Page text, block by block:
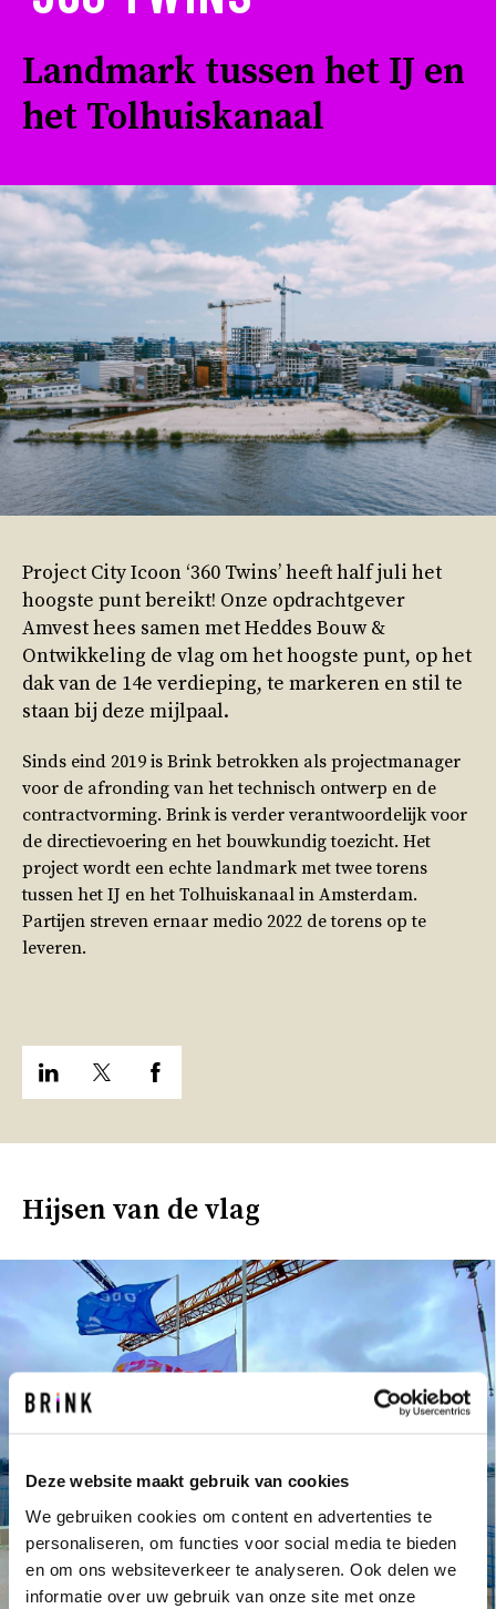
Deze website maakt gebruik van cookies
We gebruiken cookies om content en advertenties te
personaliseren, om functies voor social media te bieden
en om ons websiteverkeer te analyseren. Ook delen we
informatie over uw gebruik van onze site met onze
Landmark tussen het IJ en
het Tolhuiskanaal
Project City Icoon ‘360 Twins’ heeft half juli het
hoogste punt bereikt! Onze opdrachtgever
Amvest hees samen met Heddes Bouw &
Ontwikkeling de vlag om het hoogste punt, op het
dak van de 14e verdieping, te markeren en stil te
staan bij deze mijlpaal.
Sinds eind 2019 is Brink betrokken als projectmanager
voor de afronding van het technisch ontwerp en de
contractvorming. Brink is verder verantwoordelijk voor
de directievoering en het bouwkundig toezicht. Het
project wordt een echte landmark met twee torens
tussen het IJ en het Tolhuiskanaal in Amsterdam.
Partijen streven ernaar medio 2022 de torens op te
leveren.
Hijsen van de vlag